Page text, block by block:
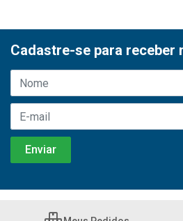
Cadastre-se para receber